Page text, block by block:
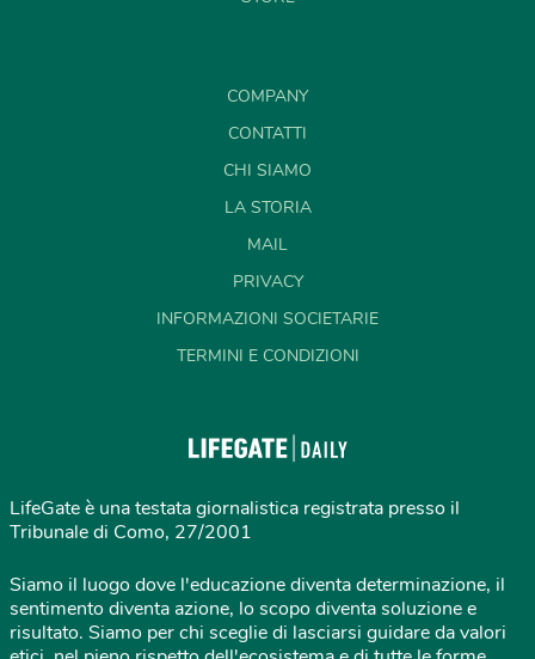
COMPANY
CONTATTI
CHI SIAMO
LA STORIA
MAIL
PRIVACY
INFORMAZIONI SOCIETARIE
TERMINI E CONDIZIONI
LifeGate è una testata giornalistica registrata presso il
Tribunale di Como, 27/2001
Siamo il luogo dove l'educazione diventa determinazione, il
sentimento diventa azione, lo scopo diventa soluzione e
risultato. Siamo per chi sceglie di lasciarsi guidare da valori